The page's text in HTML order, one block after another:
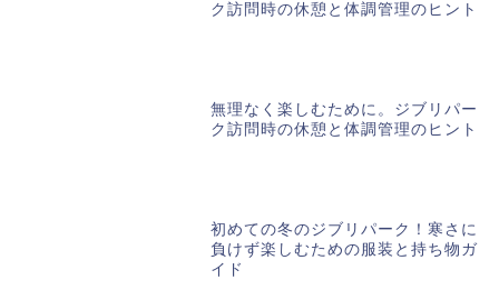
ク訪問時の休憩と体調管理のヒント
無理なく楽しむために。ジブリパー
ク訪問時の休憩と体調管理のヒント
初めての冬のジブリパーク！寒さに
負けず楽しむための服装と持ち物ガ
イド